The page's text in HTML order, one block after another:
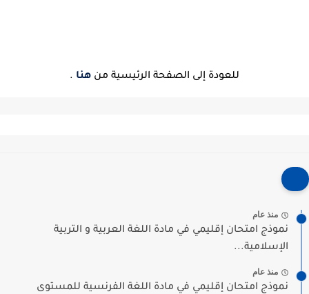
للعودة إلى الصفحة الرئيسية من هنا .
منذ عام
نموذج امتحان إقليمي في مادة اللغة العربية و التربية
الإسلامية...
منذ عام
نموذج امتحان إقليمي في مادة اللغة الفرنسية للمستوى